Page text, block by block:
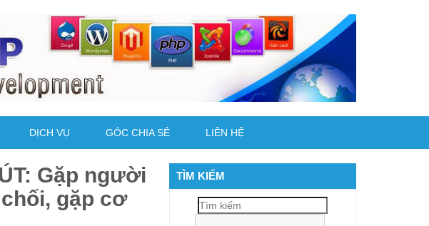
DỊCH VỤ GÓC CHIA SẺ LIÊN HỆ
Gặp người
gặp cơ
TÌM KIẾM